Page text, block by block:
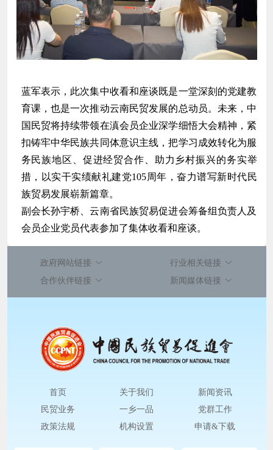
蓝军表示，此次集中收看和座谈既是一堂深刻的党建教
育课，也是一次推动云南民贸发展的总动员。未来，中
国民贸将持续带领在滇会员企业深学细悟大会精神，紧
扣铸牢中华民族共同体意识主线，把学习成效转化为服
务民族地区、促进经贸合作、助力乡村振兴的务实举
措，以实干实绩献礼建党105周年，奋力谱写新时代民
族贸易发展崭新篇章。
副会长孙宇桥、云南省民族贸易促进会筹备组负责人及
会员企业党员代表参加了集体收看和座谈。
政府网站链接
行业相关链接
合作伙伴链接
新闻媒体链接
首页 关于我们
新闻资讯
民贸业务
一乡一品
党群工作
政策法规
机构设置 申请&下载